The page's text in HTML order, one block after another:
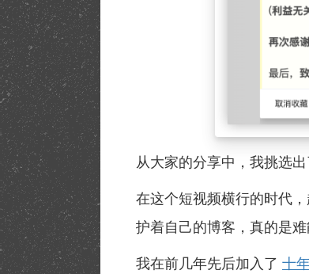
从大家的分享中，我挑选
在这个短视频横行的时代
护着自己的博客，真的是难
我在前几年先后加入了 十